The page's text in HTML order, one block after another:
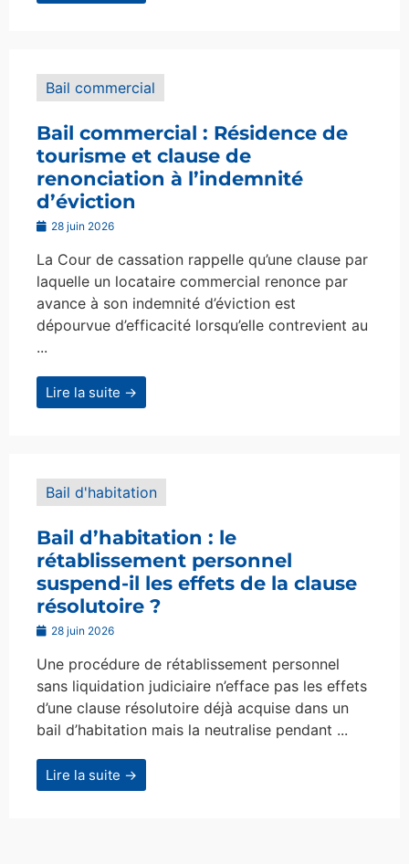
Bail commercial
Bail commercial : Résidence de
tourisme et clause de
renonciation à l’indemnité
d’éviction
28 juin 2026
La Cour de cassation rappelle qu’une clause par
laquelle un locataire commercial renonce par
avance à son indemnité d’éviction est
dépourvue d’efficacité lorsqu’elle contrevient au
...
Lire la suite →
Bail d'habitation
Bail d’habitation : le
rétablissement personnel
suspend-il les effets de la clause
résolutoire ?
28 juin 2026
Une procédure de rétablissement personnel
sans liquidation judiciaire n’efface pas les effets
d’une clause résolutoire déjà acquise dans un
bail d’habitation mais la neutralise pendant ...
Lire la suite →